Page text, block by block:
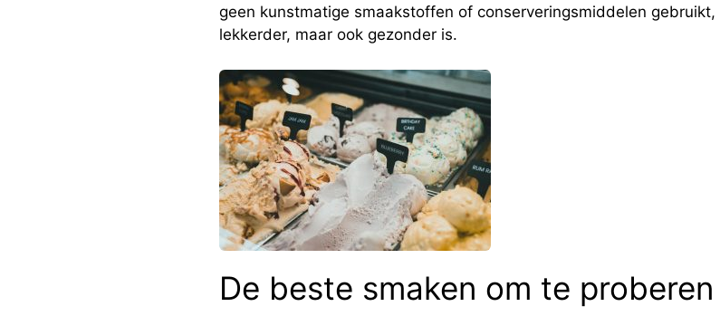
geen kunstmatige smaakstoffen of conserveringsmiddelen
lekkerder, maar ook gezonder is.
De beste smaken om te proberen